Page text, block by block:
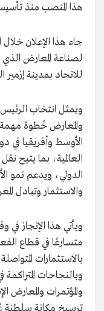
هذا المنصب منذ تأسيس
جاء هذا الإعلان خلال
لصناعة المعارض
للاتحاد بمدينة إزمير
ويمثل انتخاب
والمعارض خُطوة
الأوسط وأفريقيا في
العالمية، بما يتيح
الدولي، ويدعم نمو
والاستثمار وتبادل
ويأتي هذا الإنجاز
متسارعًا في قطاع
بالاستثمارات
وبالنجاحات
والمؤتمرات والمعارض